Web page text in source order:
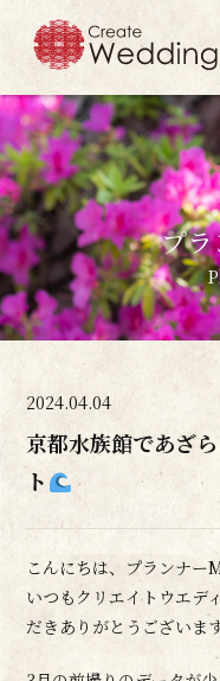
プ
2024.04.04
京都水族館であざ
ト
こんにちは、プランナーM
いつもクリエイトウエデ
だきありがとうございます